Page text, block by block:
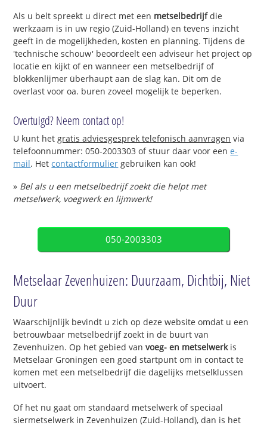
Als u belt spreekt u direct met een metselbedrijfdie
werkzaam is in uw regio (Zuid-Holland) en tevens inzicht
geeft in de mogelijkheden, kosten en planning. Tijdens de
'technische schouw' beoordeelt een adviseur het project op
locatie en kijkt of en wanneer een metselbedrijf of
blokkenlijmer überhaupt aan de slag kan. Dit om de
overlast voor oa. buren zoveel mogelijk te beperken.
Overtuigd? Neem contact op!
U kunt hetgratis adviesgesprek telefonisch aanvragen via
telefoonnummer: 050-2003303 of stuur daar voor eene-
mail. Hetcontactformulier gebruiken kan ook!
» Bel als u een metselbedrijf zoekt die helpt met
metselwerk, voegwerk en lijmwerk!
050-2003303
Metselaar Zevenhuizen: Duurzaam, Dichtbij, Niet
Duur
Waarschijnlijk bevindt u zich op deze website omdat u een
betrouwbaar metselbedrijf zoekt in de buurt van
Zevenhuizen. Op het gebied van voeg- en metselwerkis
Metselaar Groningen een goed startpunt om in contact te
komen met een metselbedrijf die dagelijks metselklussen
uitvoert.
Of het nu gaat om standaard metselwerk of speciaal
siermetselwerk in Zevenhuizen (Zuid-Holland), dan is het